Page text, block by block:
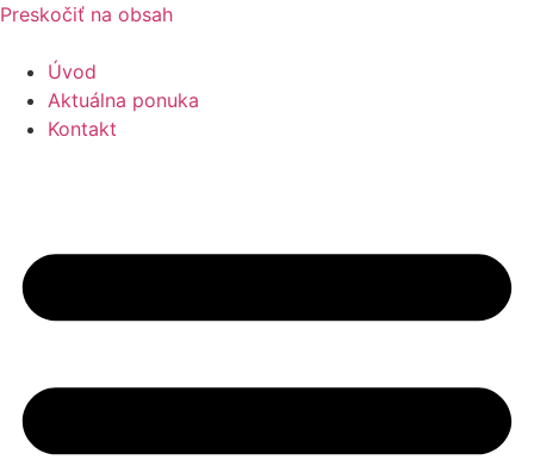
Preskočiť na obsah
Úvod
Aktuálna ponuka
Kontakt